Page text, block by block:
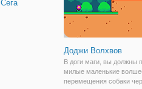
Сега
Доджи Волхвов
В доги маги, вы должны
милые маленькие
перемещения собаки